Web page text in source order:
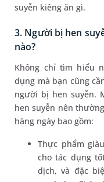
suyễn kiêng ăn gì.
3. Người bị hen
nào?
Không chỉ tìm hiểu
dụng mà bạn cũng
người bị hen suyễn.
hen suyễn nên
hàng ngày bao gồm:
Thực phẩm
cho tác dụng
dịch, và đặc